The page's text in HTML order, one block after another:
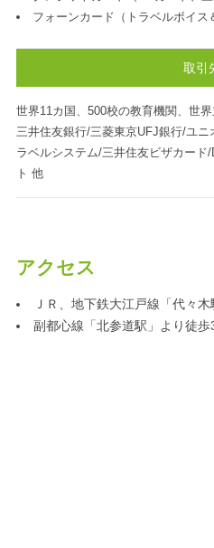
フォーンカード（トラベルボイス
取引
世界11カ国、500校の教育機関、世
三井住友銀行/三菱東京UFJ銀行/ユ
ラベルシステム/三井住友ビザカード
ト 他
アクセス
ＪＲ、地下鉄大江戸線「代々
副都心線「北参道駅」より徒歩